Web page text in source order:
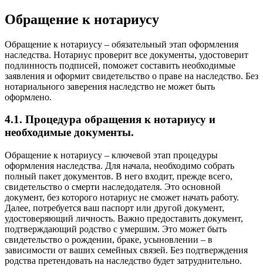
Обращение к нотариусу
Обращение к нотариусу – обязательный этап оформления
наследства. Нотариус проверит все документы, удостоверит
подлинность подписей, поможет составить необходимые
заявления и оформит свидетельство о праве на наследство. Без
нотариального заверения наследство не может быть
оформлено.
4.1. Процедура обращения к нотариусу и
необходимые документы.
Обращение к нотариусу – ключевой этап процедуры
оформления наследства. Для начала, необходимо собрать
полный пакет документов. В него входит, прежде всего,
свидетельство о смерти наследодателя. Это основной
документ, без которого нотариус не сможет начать работу.
Далее, потребуется ваш паспорт или другой документ,
удостоверяющий личность. Важно предоставить документ,
подтверждающий родство с умершим. Это может быть
свидетельство о рождении, браке, усыновлении – в
зависимости от ваших семейных связей. Без подтверждения
родства претендовать на наследство будет затруднительно.